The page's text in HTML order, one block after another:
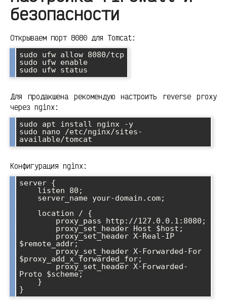
безопасности
Открываем порт 8080 для Tomcat:
sudo ufw allow 8080/tcp
sudo ufw enable
Для продакшена рекомендую настроить reverse proxy
через nginx:
sudo apt install nginx -y
sudo nano /etc/nginx/sites-
Конфигурация nginx:
server {
$remote_addr;
        proxy_set_header X-Forwarded-For
$proxy_add_x_forwarded_for;
        proxy_set_header X-Forwarded-
Proto $scheme;